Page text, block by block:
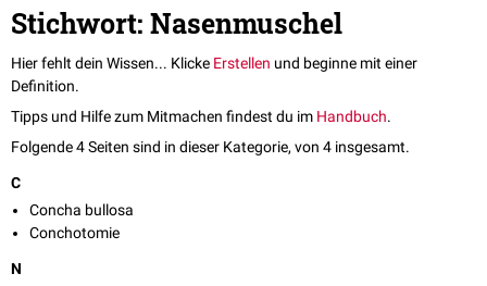
Stichwort: Nasenmuschel
Hier fehlt dein Wissen... Klicke Erstellen und beginne mit einer
Definition.
Tipps und Hilfe zum Mitmachen findest du im Handbuch.
Folgende 4 Seiten sind in dieser Kategorie, von 4 insgesamt.
C
Concha bullosa
Conchotomie
N